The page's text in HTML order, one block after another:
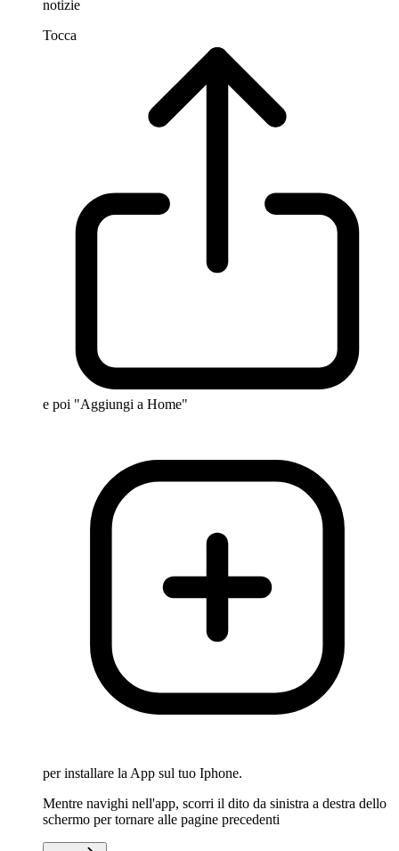
notizie
Tocca
e poi "Aggiungi a Home"
per installare la App sul tuo Iphone.
Mentre navighi nell'app, scorri il dito da sinistra a destra dello
schermo per tornare alle pagine precedenti